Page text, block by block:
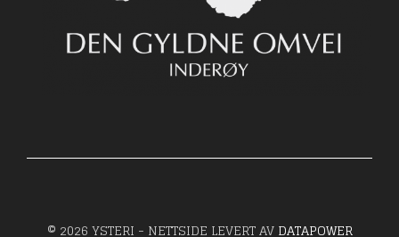
© 2026 YSTERI - NETTSIDE LEVERT AV DATAPOWER